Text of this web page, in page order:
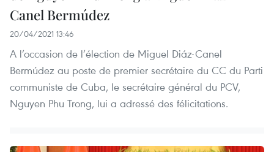
Canel Bermúdez
20/04/2021 13:46
A l’occasion de l’élection de Miguel Diáz-Canel
Bermúdez au poste de premier secrétaire du CC du Parti
communiste de Cuba, le secrétaire général du PCV,
Nguyen Phu Trong, lui a adressé des félicitations.